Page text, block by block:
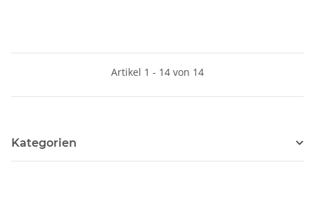
Artikel 1 - 14 von 14
Kategorien